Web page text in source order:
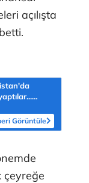
açılışta
Görüntüle
çeyreğe